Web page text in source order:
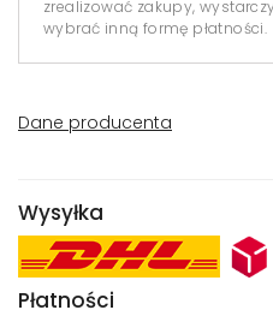
zrealizować zakupy,
wybrać inną formę płatności.
Dane producenta
Wysyłka
Płatności